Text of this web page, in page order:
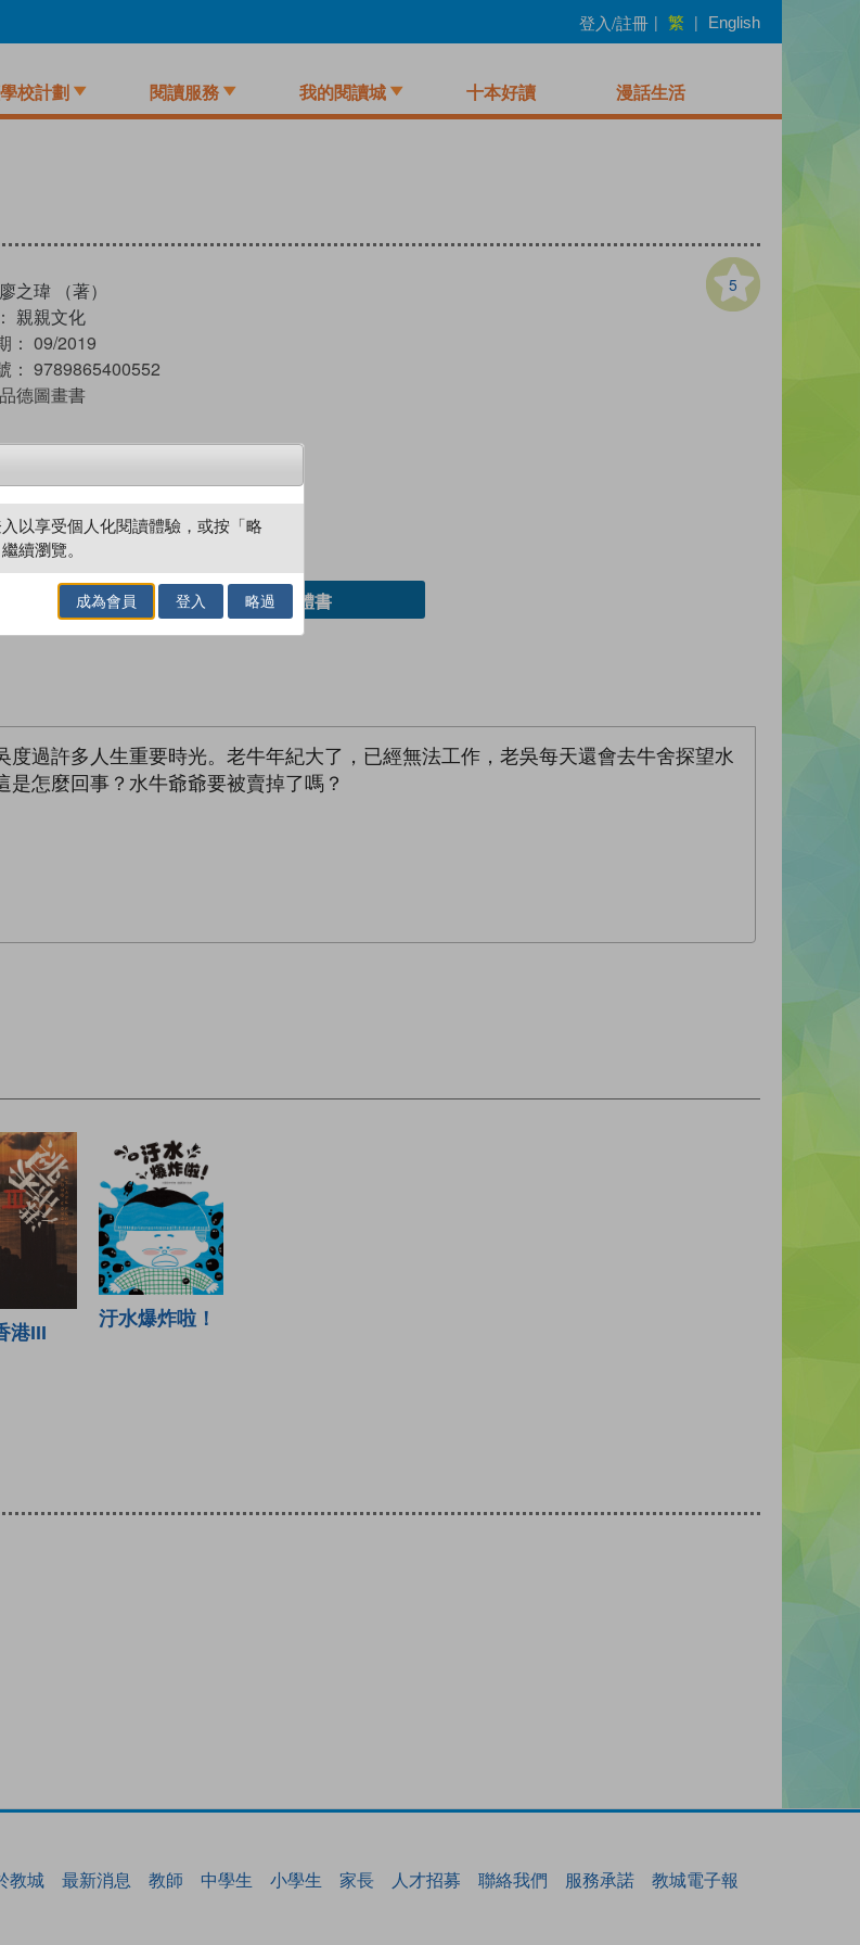
登入/註冊 | 繁 | English
校計劃 閱讀服務 我的閱讀城 十本好讀 漫話生活
5
廖之瑋 （著）
親親文化
： 09/2019
： 9789865400552
品德圖畫書
試閲 加入閱讀紀錄
加入／閱讀電子書 借閱實體書
過許多人生重要時光。老牛年紀大了，已經無法工作，老吳每天還會去牛舍探望水
怎麼回事？水牛爺爺要被賣掉了嗎？
港III
汙水爆炸啦！
教城 最新消息 教師 中學生 小學生 家長 人才招募 聯絡我們 服務承諾 教城電子報
以享受個人化閱讀體驗，或按「略
續瀏覽。
成為會員 登入 略過